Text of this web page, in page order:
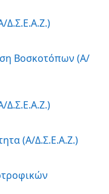
Δ.Σ.Ε.Α.Ζ.)
Βοσκοτόπων (Α/
Δ.Σ.Ε.Α.Ζ.)
(Α/Δ.Σ.Ε.Α.Ζ.)